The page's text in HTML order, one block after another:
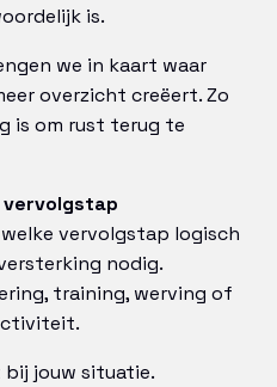
is.
we in kaart waar
overzicht creëert. Zo
is om rust terug te
vervolgstap
vervolgstap logisch
nodig.
training, werving of
jouw situatie.